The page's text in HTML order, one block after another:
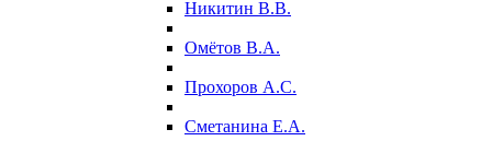
Никитин В.В.
Омётов В.А.
Прохоров А.С.
Сметанина Е.А.